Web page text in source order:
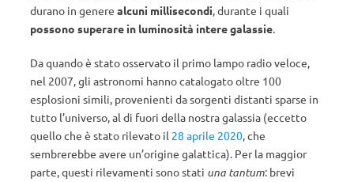
durano in genere alcuni millisecondi, durante i quali
possono superare in luminosità intere galassie.
Da quando è stato osservato il primo lampo radio veloce,
nel 2007, gli astronomi hanno catalogato oltre 100
esplosioni simili, provenienti da sorgenti distanti sparse in
tutto l’universo, al di fuori della nostra galassia (eccetto
quello che è stato rilevato il 28 aprile 2020, che
sembrerebbe avere un’origine galattica). Per la maggior
parte, questi rilevamenti sono stati una tantum: brevi